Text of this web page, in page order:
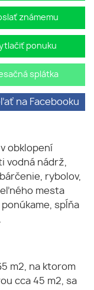
známemu
ponuku
splátka
na Facebooku
obklopení
vodná nádrž,
rybolov,
mesta
spĺňa
m2, na ktorom
cca 45 m2, sa